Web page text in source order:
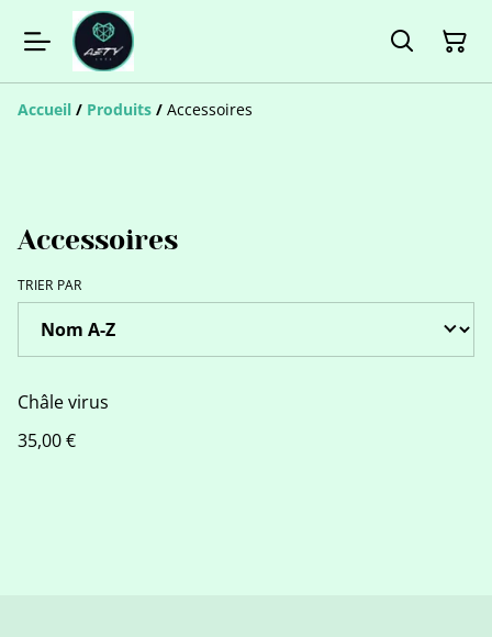
Accueil / Produits / Accessoires
Accessoires
TRIER PAR
Châle virus
35,00 €